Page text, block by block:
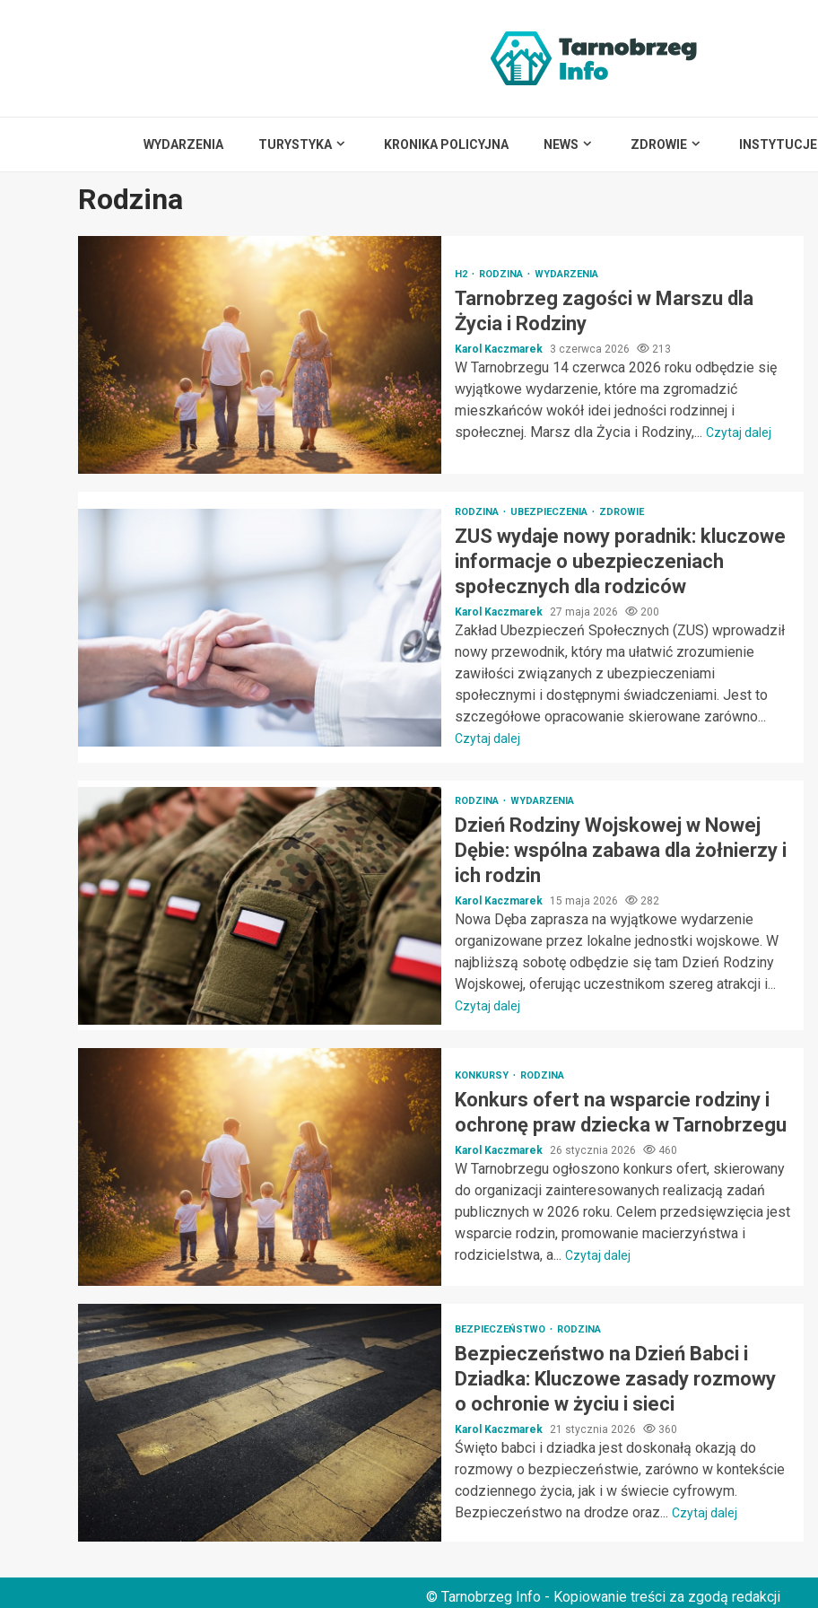
WYDARZENIA TURYSTYKA KRONIKA POLICYJNA NEWS ZDROWIE INSTYTUCJE
Rodzina
H2 RODZINA WYDARZENIA
Tarnobrzeg zagości w Marszu dla
Życia i Rodziny
Karol Kaczmarek 3 czerwca 2026 213
W Tarnobrzegu 14 czerwca 2026 roku odbędzie się
wyjątkowe wydarzenie, które ma zgromadzić
mieszkańców wokół idei jedności rodzinnej i
społecznej. Marsz dla Życia i Rodziny,... Czytaj dalej
RODZINA UBEZPIECZENIA ZDROWIE
ZUS wydaje nowy poradnik: kluczowe
informacje o ubezpieczeniach
społecznych dla rodziców
Karol Kaczmarek 27 maja 2026 200
Zakład Ubezpieczeń Społecznych (ZUS) wprowadził
nowy przewodnik, który ma ułatwić zrozumienie
zawiłości związanych z ubezpieczeniami
społecznymi i dostępnymi świadczeniami. Jest to
szczegółowe opracowanie skierowane zarówno...
Czytaj dalej
RODZINA WYDARZENIA
Dzień Rodziny Wojskowej w Nowej
Dębie: wspólna zabawa dla żołnierzy i
ich rodzin
Karol Kaczmarek 15 maja 2026 282
Nowa Dęba zaprasza na wyjątkowe wydarzenie
organizowane przez lokalne jednostki wojskowe. W
najbliższą sobotę odbędzie się tam Dzień Rodziny
Wojskowej, oferując uczestnikom szereg atrakcji i...
Czytaj dalej
KONKURSY RODZINA
Konkurs ofert na wsparcie rodziny i
ochronę praw dziecka w Tarnobrzegu
Karol Kaczmarek 26 stycznia 2026 460
W Tarnobrzegu ogłoszono konkurs ofert, skierowany
do organizacji zainteresowanych realizacją zadań
publicznych w 2026 roku. Celem przedsięwzięcia jest
wsparcie rodzin, promowanie macierzyństwa i
rodzicielstwa, a... Czytaj dalej
BEZPIECZEŃSTWO RODZINA
Bezpieczeństwo na Dzień Babci i
Dziadka: Kluczowe zasady rozmowy
o ochronie w życiu i sieci
Karol Kaczmarek 21 stycznia 2026 360
Święto babci i dziadka jest doskonałą okazją do
rozmowy o bezpieczeństwie, zarówno w kontekście
codziennego życia, jak i w świecie cyfrowym.
Bezpieczeństwo na drodze oraz... Czytaj dalej
© Tarnobrzeg Info - Kopiowanie treści za zgodą redakcji